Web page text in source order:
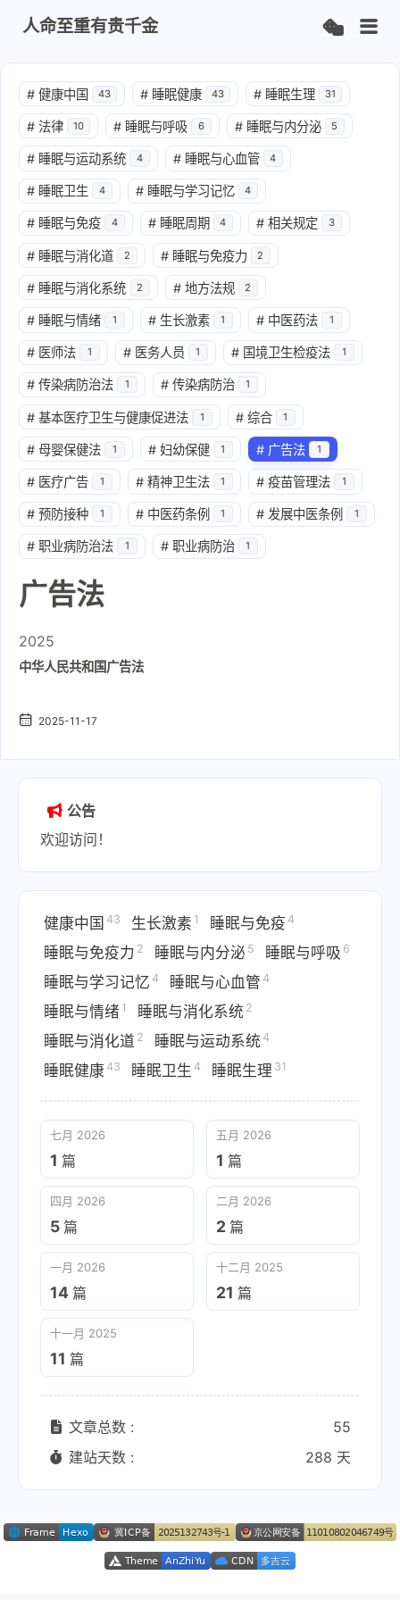
人命至重有贵千金
# 健康中国 43 # 睡眠健康 43 # 睡眠生理 31
# 法律 10 # 睡眠与呼吸 6 # 睡眠与内分泌 5
# 睡眠与运动系统 4 # 睡眠与心血管 4
# 睡眠卫生 4 # 睡眠与学习记忆 4
# 睡眠与免疫 4 # 睡眠周期 4 # 相关规定 3
# 睡眠与消化道 2 # 睡眠与免疫力 2
# 睡眠与消化系统 2 # 地方法规 2
# 睡眠与情绪 1 # 生长激素 1 # 中医药法 1
# 医师法 1 # 医务人员 1 # 国境卫生检疫法 1
# 传染病防治法 1 # 传染病防治 1
# 基本医疗卫生与健康促进法 1 # 综合 1
# 母婴保健法 1 # 妇幼保健 1 # 广告法 1
# 医疗广告 1 # 精神卫生法 1 # 疫苗管理法 1
# 预防接种 1 # 中医药条例 1 # 发展中医条例 1
# 职业病防治法 1 # 职业病防治 1
广告法
2025
中华人民共和国广告法
2025-11-17
公告
欢迎访问！
健康中国 43 生长激素 1 睡眠与免疫 4
睡眠与免疫力 2 睡眠与内分泌 5 睡眠与呼吸 6
睡眠与学习记忆 4 睡眠与心血管 4
睡眠与情绪 1 睡眠与消化系统 2
睡眠与消化道 2 睡眠与运动系统 4
睡眠健康 43 睡眠卫生 4 睡眠生理 31
七月 2026
1 篇
五月 2026
1 篇
四月 2026
5 篇
二月 2026
2 篇
一月 2026
14 篇
十二月 2025
21 篇
十一月 2025
11 篇
文章总数 :
55
建站天数 :
288 天